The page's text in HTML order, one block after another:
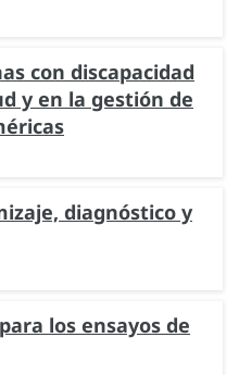
con discapacidad
y en la gestión de
diagnóstico y
los ensayos de